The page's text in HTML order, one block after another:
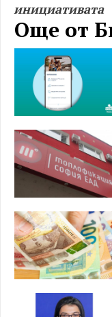
инициативата
Още от